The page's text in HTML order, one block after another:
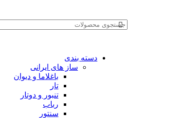
دسته بندی
ساز های ایرانی
باغلاما و دیوان
تار
تنبور و دوتار
رباب
سنتور